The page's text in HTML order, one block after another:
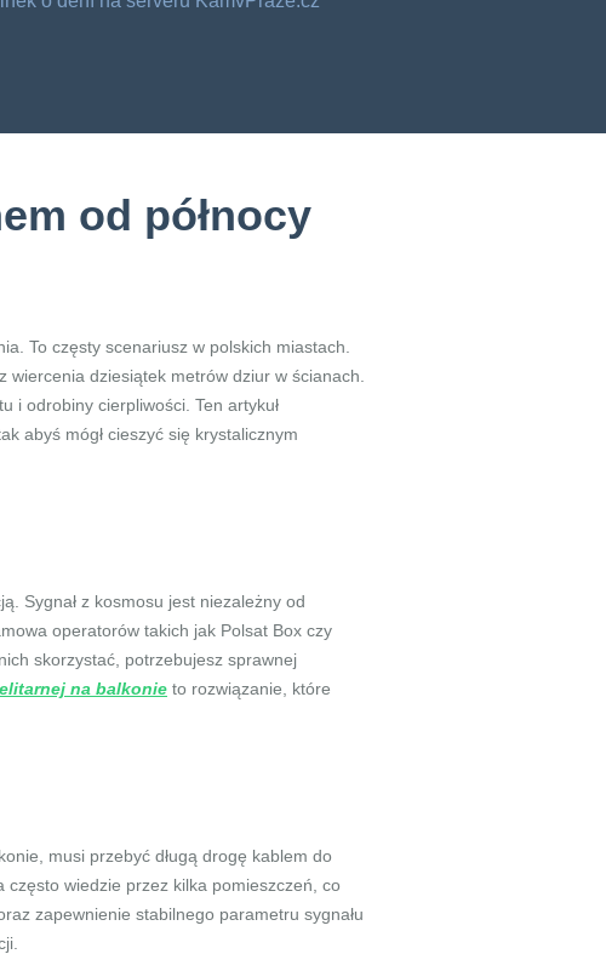
od północy
To częsty scenariusz w polskich miastach.
dziesiątek metrów dziur w ścianach.
i odrobiny cierpliwości. Ten artykuł
abyś mógł cieszyć się krystalicznym
Sygnał z kosmosu jest niezależny od
operatorów takich jak Polsat Box czy
skorzystać, potrzebujesz sprawnej
na balkonie to rozwiązanie, które
musi przebyć długą drogę kablem do
wiedzie przez kilka pomieszczeń, co
zapewnienie stabilnego parametru sygnału